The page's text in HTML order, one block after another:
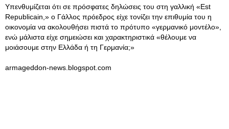
Υπενθυμίζεται ότι σε πρόσφατες δηλώσεις του στη γαλλική «Est
Republicain,» ο Γάλλος πρόεδρος είχε τονίζει την επιθυμία του η
οικονομία να ακολουθήσει πιστά το πρότυπο «γερμανικό μοντέλο»,
ενώ μάλιστα είχε σημειώσει και χαρακτηριστικά «θέλουμε να
μοιάσουμε στην Ελλάδα ή τη Γερμανία;»
armageddon-news.blogspot.com